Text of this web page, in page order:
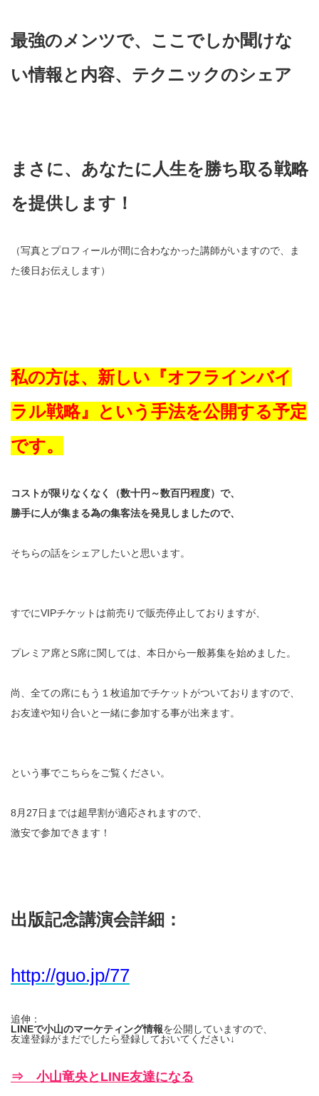
最強のメンツで、ここでしか聞けな
い情報と内容、テクニックのシェア
まさに、あなたに人生を勝ち取る戦略
を提供します！
（写真とプロフィールが間に合わなかった講師がいますので、ま
た後日お伝えします）
私の方は、新しい『オフラインバイ
ラル戦略』という手法を公開する予定
です。
コストが限りなくなく（数十円～数百円程度）で、
勝手に人が集まる為の集客法を発見しましたので、
そちらの話をシェアしたいと思います。
すでにVIPチケットは前売りで販売停止しておりますが、
プレミア席とS席に関しては、本日から一般募集を始めました。
尚、全ての席にもう１枚追加でチケットがついておりますので、
お友達や知り合いと一緒に参加する事が出来ます。
という事でこちらをご覧ください。
8月27日までは超早割が適応されますので、
激安で参加できます！
出版記念講演会詳細：
http://guo.jp/77
追伸：
LINEで小山のマーケティング情報を公開していますので、
友達登録がまだでしたら登録しておいてください↓
⇒ 小山竜央とLINE友達になる